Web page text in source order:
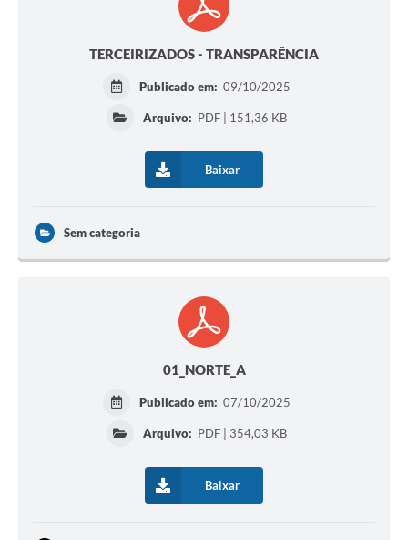
TERCEIRIZADOS - TRANSPARÊNCIA
Publicado em: 09/10/2025
Arquivo: PDF | 151,36 KB
Baixar
Sem categoria
01_NORTE_A
Publicado em: 07/10/2025
Arquivo: PDF | 354,03 KB
Baixar